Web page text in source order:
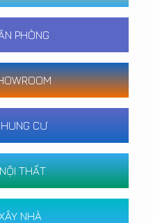
PHÒNG
CƯ
THẤT
NHÀ